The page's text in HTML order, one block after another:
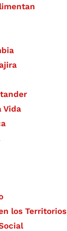
Vida
los Territorios